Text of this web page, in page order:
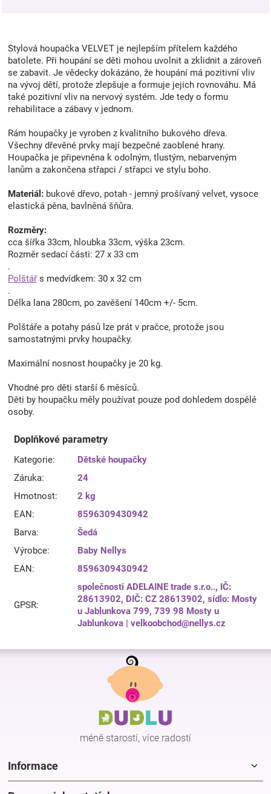
Stylová houpačka VELVET je nejlepším přítelem každého
batolete. Při houpání se děti mohou uvolnit a zklidnit a zároveň
se zabavit. Je vědecky dokázáno, že houpání má pozitivní vliv
na vývoj dětí, protože zlepšuje a formuje jejich rovnováhu. Má
také pozitivní vliv na nervový systém. Jde tedy o formu
rehabilitace a zábavy v jednom.
Rám houpačky je vyroben z kvalitního bukového dřeva.
Všechny dřevěné prvky mají bezpečné zaoblené hrany.
Houpačka je připevněna k odolným, tlustým, nebarveným
lanům a zakončena střapci / střapci ve stylu boho.
Materiál: bukové dřevo, potah - jemný prošívaný velvet, vysoce
elastická pěna, bavlněná šňůra.
Rozměry:
cca šířka 33cm, hloubka 33cm, výška 23cm.
Rozměr sedací části: 27 x 33 cm
.
Polštář s medvídkem: 30 x 32 cm
.
Délka lana 280cm, po zavěšení 140cm +/- 5cm.
Polštáře a potahy pásů lze prát v pračce, protože jsou
samostatnými prvky houpačky.
Maximální nosnost houpačky je 20 kg.
Vhodné pro děti starší 6 měsíců.
Děti by houpačku měly používat pouze pod dohledem dospělé
osoby.
Doplňkové parametry
Kategorie:
Dětské houpačky
Záruka:
24
Hmotnost:
2 kg
EAN:
8596309430942
Barva:
Šedá
Výrobce:
Baby Nellys
EAN: 8596309430942
GPSR:
společnosti ADELAINE trade s.r.o.., IČ:
28613902, DIČ: CZ 28613902, sídlo: Mosty
u Jablunkova 799, 739 98 Mosty u
Jablunkova | velkoobchod@nellys.cz
Z
méně starostí, více radostí
Informace